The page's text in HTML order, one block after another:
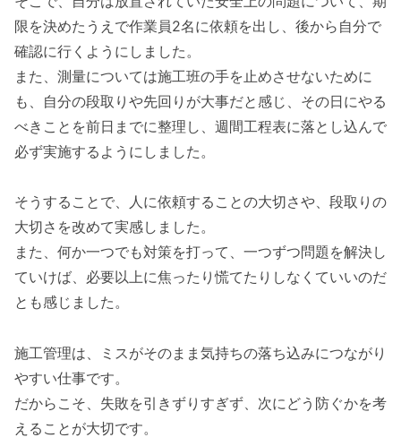
限を決めたうえで作業員2名に依頼を出し、後から自分で
確認に行くようにしました。
また、測量については施工班の手を止めさせないために
も、自分の段取りや先回りが大事だと感じ、その日にやる
べきことを前日までに整理し、週間工程表に落とし込んで
必ず実施するようにしました。
そうすることで、人に依頼することの大切さや、段取りの
大切さを改めて実感しました。
また、何か一つでも対策を打って、一つずつ問題を解決し
ていけば、必要以上に焦ったり慌てたりしなくていいのだ
とも感じました。
施工管理は、ミスがそのまま気持ちの落ち込みにつながり
やすい仕事です。
だからこそ、失敗を引きずりすぎず、次にどう防ぐかを考
えることが大切です。